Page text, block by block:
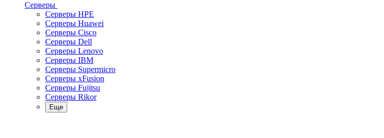
Серверы
Серверы HPE
Серверы Huawei
Серверы Cisco
Серверы Dell
Серверы Lenovo
Серверы IBM
Серверы Supermicro
Серверы xFusion
Серверы Fujitsu
Серверы Rikor
Еще